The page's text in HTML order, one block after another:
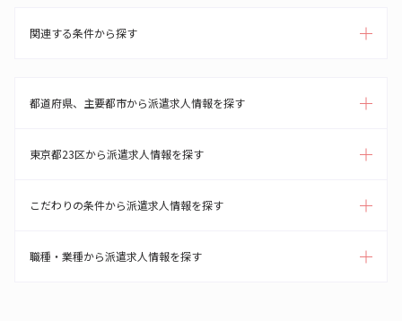
関連する条件から探す
都道府県、主要都市から派遣求人情報を探す
東京都23区から派遣求人情報を探す
こだわりの条件から派遣求人情報を探す
職種・業種から派遣求人情報を探す